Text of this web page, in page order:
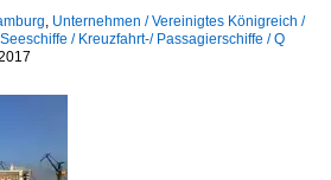
, Unternehmen / Vereinigtes Königreich /
Seeschiffe / Kreuzfahrt-/ Passagierschiffe / Q